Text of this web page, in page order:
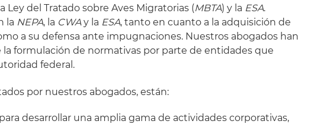
Ley del Tratado sobre Aves Migratorias (MBTA) y la ESA.
la NEPA, la CWAy la ESA, tanto en cuanto a la adquisición de
a su defensa ante impugnaciones. Nuestros abogados han
formulación de normativas por parte de entidades que
federal.
por nuestros abogados, están:
desarrollar una amplia gama de actividades corporativas,